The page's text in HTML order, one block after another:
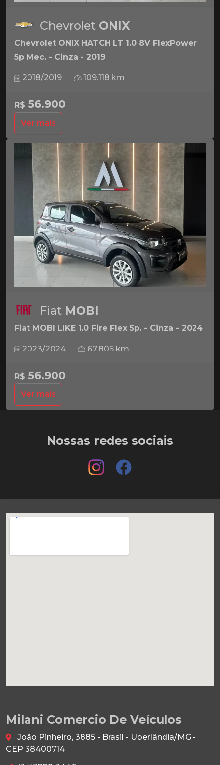
Chevrolet ONIX
Chevrolet ONIX HATCH LT 1.0 8V FlexPower
5p Mec. - Cinza - 2019
2018/2019 109.118 km
R$ 56.900
Ver mais
Fiat MOBI
Fiat MOBI LIKE 1.0 Fire Flex 5p. - Cinza - 2024
2023/2024 67.806 km
R$ 56.900
Ver mais
Nossas redes sociais
Milani Comercio De Veículos
João Pinheiro, 3885 - Brasil - Uberlândia/MG -
CEP 38400714